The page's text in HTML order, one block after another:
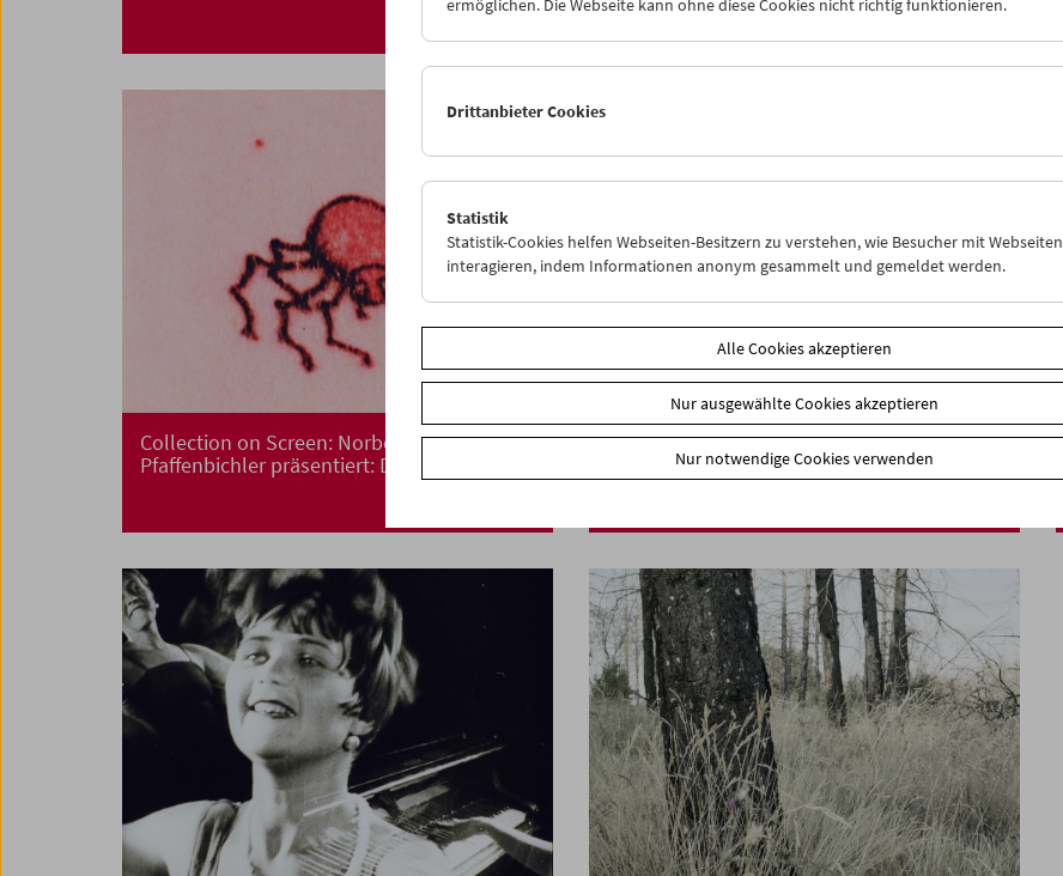
Collection on Screen: Norbert
Pfaffenbichler präsentiert: Das Groteske
Ein Fest für Ilse Aichinger
Drittanbieter Cookies
Statistik
Statistik-Cookies helfen Webseiten-Besitzern zu verstehen, wie Besucher mit Webseiten
interagieren, indem Informationen anonym gesammelt und gemeldet werden.
Alle Cookies akzeptieren
Nur ausgewählte Cookies akzeptieren
Nur notwendige Cookies verwenden